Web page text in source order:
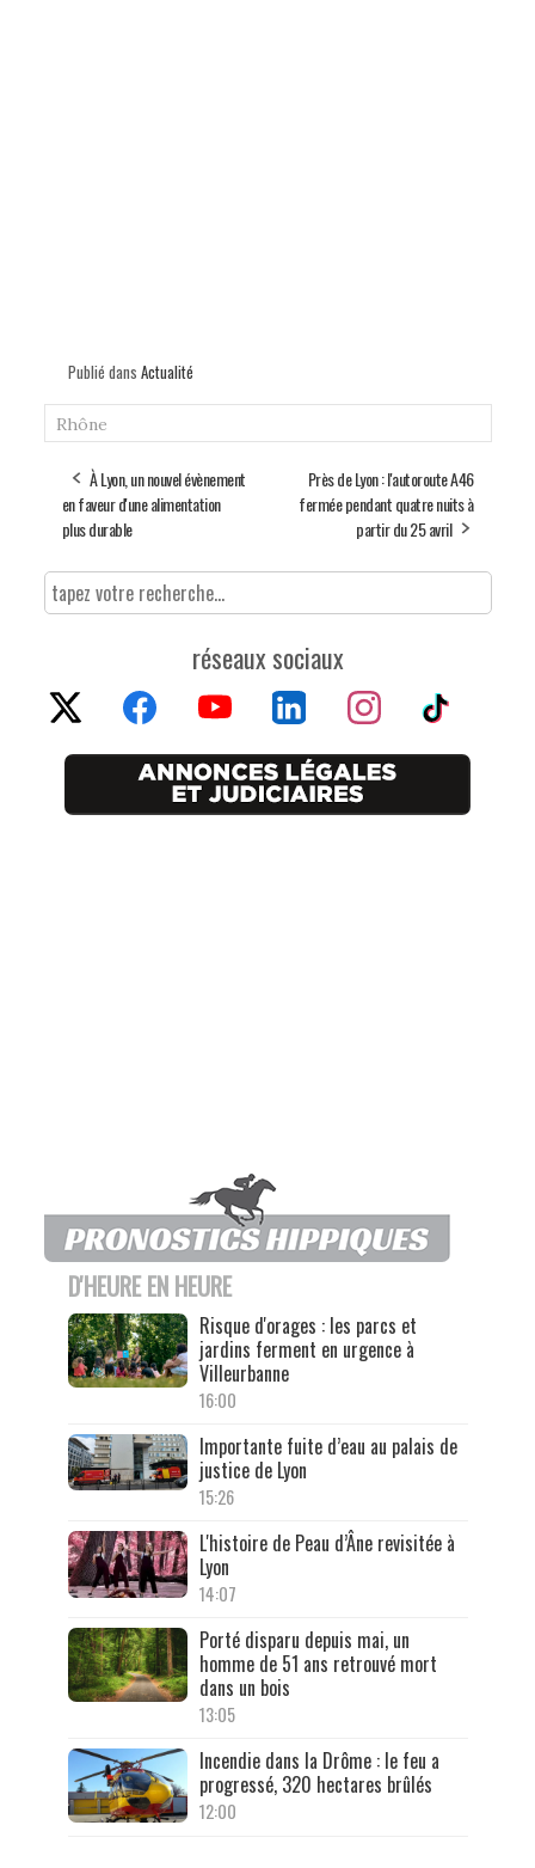
Publié dans Actualité
Rhône
À Lyon, un nouvel évènement
en faveur d'une alimentation
plus durable
Près de Lyon : l'autoroute A46
fermée pendant quatre nuits à
partir du 25 avril
réseaux sociaux
D'HEURE EN HEURE
Risque d'orages : les parcs et
jardins ferment en urgence à
Villeurbanne
16:00
Importante fuite d’eau au palais de
justice de Lyon
15:26
L'histoire de Peau d’Âne revisitée à
Lyon
14:07
Porté disparu depuis mai, un
homme de 51 ans retrouvé mort
dans un bois
13:05
Incendie dans la Drôme : le feu a
progressé, 320 hectares brûlés
12:00